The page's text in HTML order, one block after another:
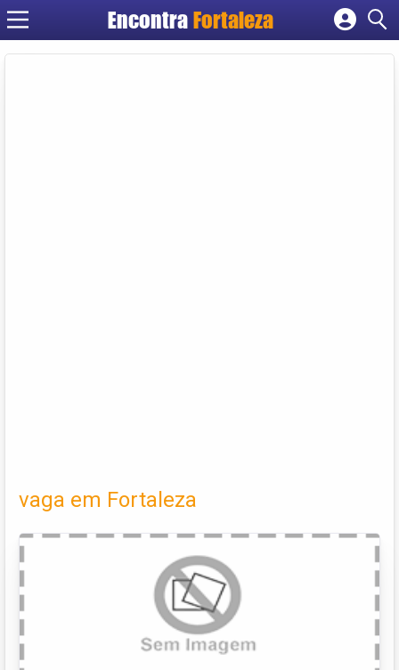
EncontraFortaleza
Cadastrar empresa
vaga em Fortaleza